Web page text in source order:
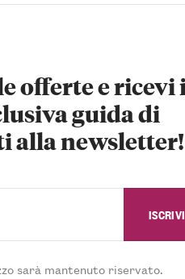
offerte e ricevi
guida di
alla newsletter!
sarà mantenuto riservato.